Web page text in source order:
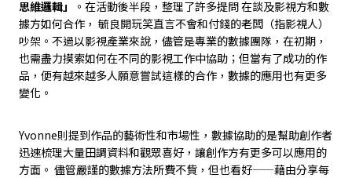
思維邏輯」
。在活動後半段，整理了許多提問 在談及影視方和數
據方如何合作， 毓良開玩笑直言不會和付錢的老闆（指影視人）
吵架。不過以影視產業來說，儘管是專業的數據團隊，在初期，
也需盡力摸索如何在不同的影視工作中協助；但當有了成功的作
品，便有越來越多人願意嘗試這樣的合作，數據的應用也有更多
變化。
Yvonne則提到作品的藝術性和市場性，數據協助的是幫助創作者
迅速梳理大量田調資料和觀眾喜好，讓創作方有更多可以應用的
方面。 儘管嚴謹的數據方法所費不貲，但也看好——藉由分享每